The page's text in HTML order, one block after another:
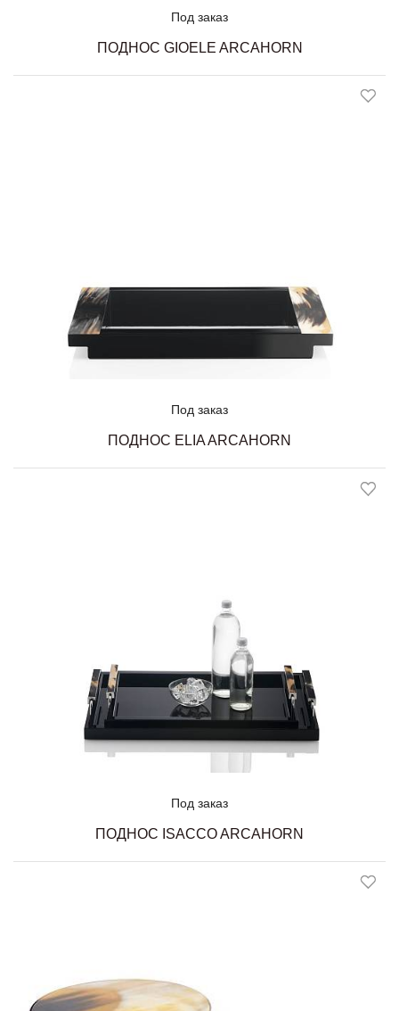
Под заказ
ПОДНОС GIOELE ARCAHORN
Под заказ
ПОДНОС ELIA ARCAHORN
Под заказ
ПОДНОС ISACCO ARCAHORN